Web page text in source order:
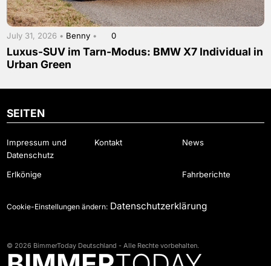
July 31, 2026 • Benny • 0
Luxus-SUV im Tarn-Modus: BMW X7 Individual in
Urban Green
SEITEN
Impressum und
Datenschutz
Kontakt News
Erlkönige Fahrberichte
Cookie-Einstellungen ändern: Datenschutzerklärung
© 2026 BimmerToday Deutschland - Alle Rechte vorbehalten.